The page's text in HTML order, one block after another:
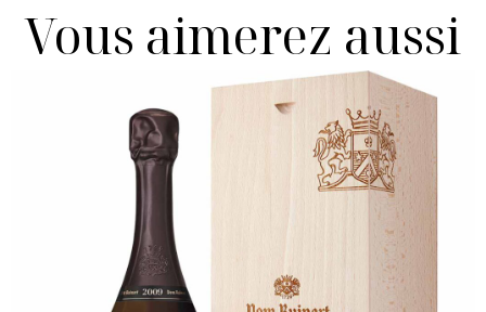
Vous aimerez aussi